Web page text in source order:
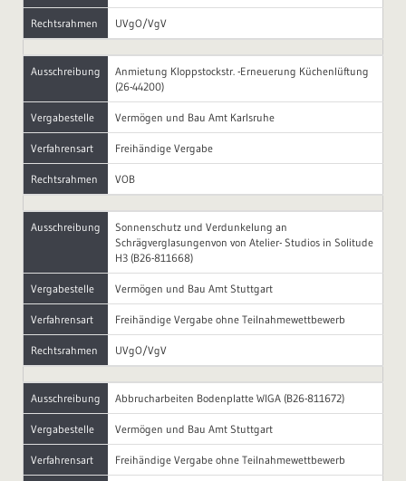
Rechtsrahmen UVgO/VgV
Ausschreibung
Anmietung Kloppstockstr. -Erneuerung Küchenlüftung
(26-44200)
Vergabestelle Vermögen und Bau Amt Karlsruhe
Verfahrensart Freihändige Vergabe
Rechtsrahmen VOB
Ausschreibung
Sonnenschutz und Verdunkelung an
Schrägverglasungenvon von Atelier- Studios in Solitude
H3 (B26-811668)
Vergabestelle Vermögen und Bau Amt Stuttgart
Verfahrensart Freihändige Vergabe ohne Teilnahmewettbewerb
Rechtsrahmen UVgO/VgV
Ausschreibung Abbrucharbeiten Bodenplatte WIGA (B26-811672)
Vergabestelle Vermögen und Bau Amt Stuttgart
Verfahrensart Freihändige Vergabe ohne Teilnahmewettbewerb